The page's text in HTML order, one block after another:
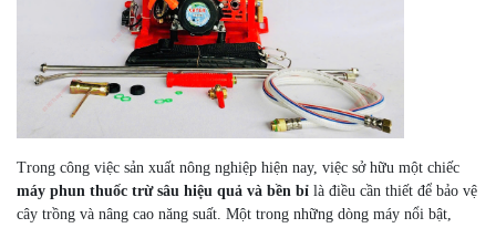
Trong công việc sản xuất nông nghiệp hiện nay, việc sở hữu một chiếc
máy phun thuốc trừ sâu hiệu quả và bền bỉ là điều cần thiết để bảo vệ
cây trồng và nâng cao năng suất. Một trong những dòng máy nổi bật,